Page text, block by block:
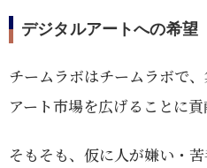
デジタルアートへの希望
チームラボはチームラボで
アート市場を広げることに貢
そもそも、仮に人が嫌い・